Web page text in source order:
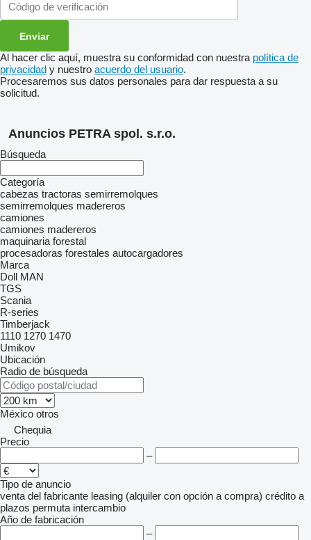
Al hacer clic aquí, muestra su conformidad con nuestra política de
privacidad y nuestro acuerdo del usuario.
Procesaremos sus datos personales para dar respuesta a su
solicitud.
Anuncios PETRA spol. s.r.o.
Búsqueda
Categoría
cabezas tractoras semirremolques
semirremolques madereros
camiones
camiones madereros
maquinaria forestal
procesadoras forestales autocargadores
Marca
Doll MAN
TGS
Scania
R-series
Timberjack
1110 1270 1470
Umikov
Ubicación
Radio de búsqueda
México otros
Chequia
Precio
–
Tipo de anuncio
venta del fabricante leasing (alquiler con opción a compra) crédito a
plazos permuta intercambio
Año de fabricación
–